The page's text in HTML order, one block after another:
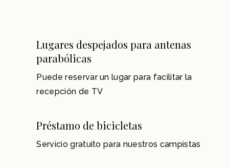
Lugares despejados para antenas
parabólicas
Puede reservar un lugar para facilitar la
recepción de TV
Préstamo de bicicletas
Servicio gratuito para nuestros campistas